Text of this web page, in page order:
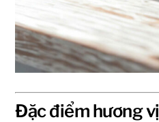
Đặc điểm hương vị